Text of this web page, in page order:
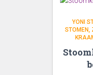
YONI
STOMEN